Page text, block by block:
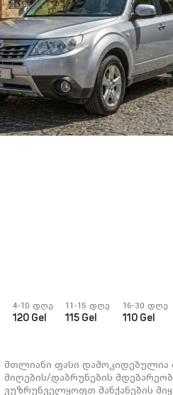
4-10 დღე
120 Gel
11-15 დღე
115 Gel
16-30 დღე
110 Gel
მთლიანი ფასი დამოკიდებულია
მიღების/დაბრუნების
ვუზრუნველყოფთ მანქანების